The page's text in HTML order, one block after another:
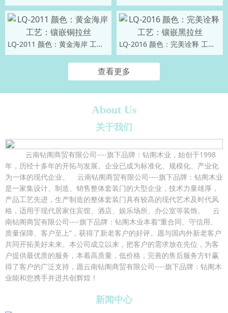
LQ-2011 颜色：黄金海岸 工艺：镶嵌铜拉丝 LQ-2016 颜色：完美诠释 工艺：镶嵌黑拉丝
查看更多
About Us
关于我们
云南钻阁商贸有限公司----旗下品牌：钻阁木业，始创于1998
年，历经十多年的开拓与发展。企业已成为标准化、规模化、产业化
为一体的现代企业。 云南钻阁商贸有限公司----旗下品牌：钻阁木业
是一家集设计、制造、销售整体套装门的大型企业，技术力量雄厚，
产品工艺先进，生产制造的整体套装门具有较高的现代艺术及时代风
格，适用于现代居家住宾馆、酒店、娱乐场所、办公室等装饰。 云
南钻阁商贸有限公司----旗下品牌：钻阁木业本着“重合同、守信用、
质量保障、客户至上”，获得了新老客户的好评。愿与国内外新老客户
共同开拓美好未来。本公司成立以来，把客户的需求放在先位，为客
户提供最优质的服务，本着高质量，低价格，完善的售后服务方针赢
得了客户的广泛支持，愿云南钻阁商贸有限公司----旗下品牌：钻阁木
业能和您携手并进共创辉煌！
新闻中心